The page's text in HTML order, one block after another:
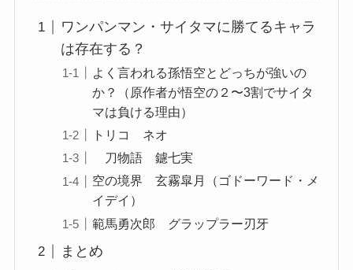
ワンパンマン・サイタマに勝てるキャラ
は存在する？
よく言われる孫悟空とどっちが強いの
か？（原作者が悟空の２〜3割でサイタ
マは負ける理由）
トリコ ネオ
刀物語 鑢七実
空の境界 玄霧皐月（ゴドーワード・メ
イデイ）
範馬勇次郎 グラップラー刃牙
まとめ